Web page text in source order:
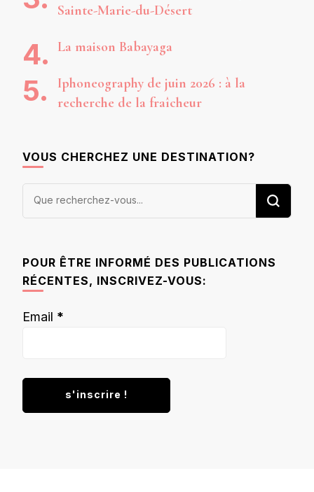
Sainte-Marie-du-Désert
La maison Babayaga
Iphoneography de juin 2026 : à la
recherche de la fraîcheur
VOUS CHERCHEZ UNE DESTINATION?
Vous
POUR ÊTRE INFORMÉ DES PUBLICATIONS
RÉCENTES, INSCRIVEZ-VOUS:
Email *